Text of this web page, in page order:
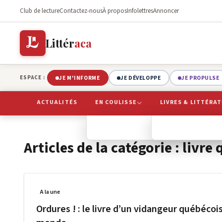
Club de lectureContactez-nousÀ proposInfolettresAnnoncer
Littéraca
ESPACE : JE M'INFORME JE DÉVELOPPE JE PROPULSE
ACTUALITÉS EN COULISSE LIVRES &
Articles de la catégorie : livre
A la une
Ordures ! : le livre d’un vidangeur